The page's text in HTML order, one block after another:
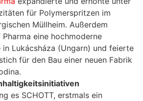
für Polymerspritzen im
Müllheim. Außerdem
eine hochmoderne
in Lukácsháza (Ungarn) und feierte
für den Bau einer neuen Fabrik
es SCHOTT, erstmals ein